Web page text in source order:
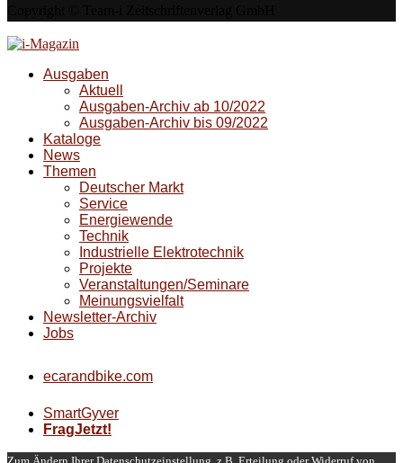
Ausgaben
Aktuell
Ausgaben-Archiv ab 10/2022
Ausgaben-Archiv bis 09/2022
Kataloge
News
Themen
Deutscher Markt
Service
Energiewende
Technik
Industrielle Elektrotechnik
Projekte
Veranstaltungen/Seminare
Meinungsvielfalt
Newsletter-Archiv
Jobs
ecarandbike.com
SmartGyver
FragJetzt!